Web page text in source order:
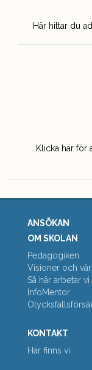
Här hittar du
Klicka här för
ANSÖKAN
OM SKOLAN
Pedagogiken
Visioner och
Så här arbetar
InfoMentor
KONTAKT
Här finns vi